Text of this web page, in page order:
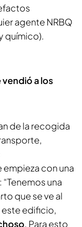
agente NRBQ
químico).
vendió a los
de la recogida
empieza con una
una
que se ve al
este edificio,
. Para esto